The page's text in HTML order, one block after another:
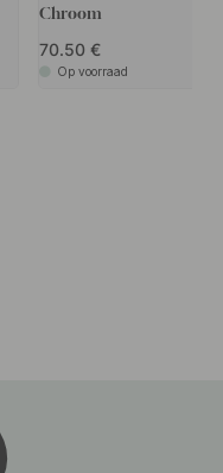
Chroom
70.50
Op voorraad